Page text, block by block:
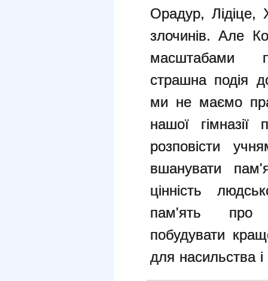
Орадур, Лідіце,
злочинів. Але
масштабами
страшна подія
ми не маємо
нашої
розповісти
вшанувати
цінність
пам'ять
побудувати
для насильства і